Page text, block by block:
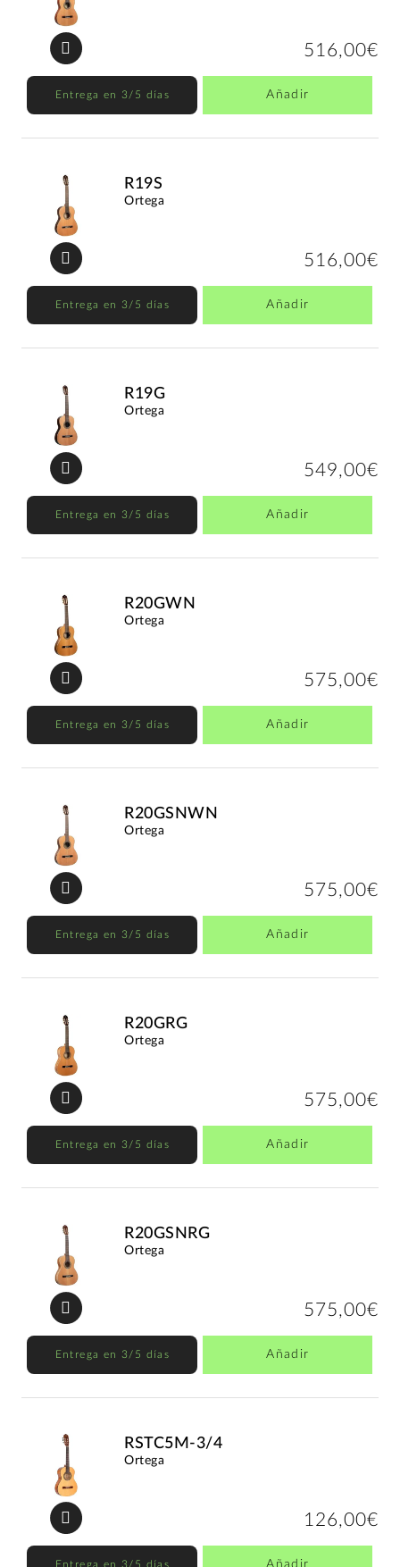
516,00€
Entrega en 3/5 días Añadir
R19S
Ortega
516,00€
Entrega en 3/5 días Añadir
R19G
Ortega
549,00€
Entrega en 3/5 días Añadir
R20GWN
Ortega
575,00€
Entrega en 3/5 días Añadir
R20GSNWN
Ortega
575,00€
Entrega en 3/5 días Añadir
R20GRG
Ortega
575,00€
Entrega en 3/5 días Añadir
R20GSNRG
Ortega
575,00€
Entrega en 3/5 días Añadir
RSTC5M-3/4
Ortega
126,00€
Entrega en 3/5 días Añadir